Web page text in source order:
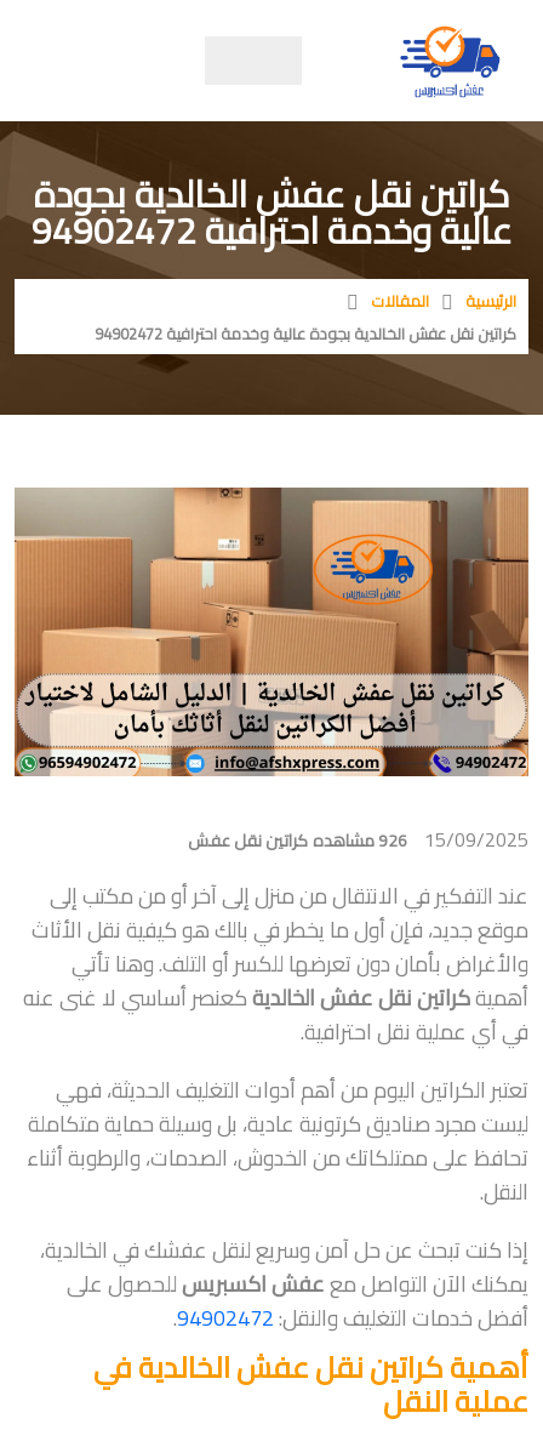
كراتين نقل عفش الخالدية بجودة
عالية وخدمة احترافية 94902472
الرئيسية
المقالات
كراتين نقل عفش الخالدية بجودة عالية وخدمة احترافية 94902472
15/09/2025 926 مشاهده كراتين نقل عفش
عند التفكير في الانتقال من منزل إلى آخر أو من مكتب إلى
موقع جديد، فإن أول ما يخطر في بالك هو كيفية نقل الأثاث
والأغراض بأمان دون تعرضها للكسر أو التلف. وهنا تأتي
أهميةكراتين نقل عفش الخالديةكعنصر أساسي لا غنى عنه
في أي عملية نقل احترافية.
تعتبر الكراتين اليوم من أهم أدوات التغليف الحديثة، فهي
ليست مجرد صناديق كرتونية عادية، بل وسيلة حماية متكاملة
تحافظ على ممتلكاتك من الخدوش، الصدمات، والرطوبة أثناء
النقل.
إذا كنت تبحث عن حل آمن وسريع لنقل عفشك في الخالدية،
يمكنك الآن التواصل مععفش اكسبريسللحصول على
أفضل خدمات التغليف والنقل:94902472
.
أهمية كراتين نقل عفش الخالدية في
عملية النقل